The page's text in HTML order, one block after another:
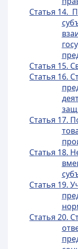
Статья 14.
Статья 15.
Статья 16.
Статья 17.
Статья 18.
Статья 19.
Статья 20.